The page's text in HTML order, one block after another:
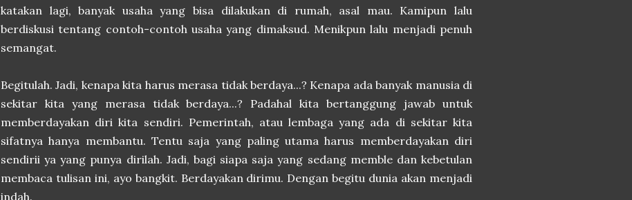
katakan lagi, banyak usaha yang bisa dilakukan di rumah, asal mau. Kamipun lalu
berdiskusi tentang contoh-contoh usaha yang dimaksud. Menikpun lalu menjadi penuh
semangat.
Begitulah. Jadi, kenapa kita harus merasa tidak berdaya...? Kenapa ada banyak manusia di
sekitar kita yang merasa tidak berdaya...? Padahal kita bertanggung jawab untuk
memberdayakan diri kita sendiri. Pemerintah, atau lembaga yang ada di sekitar kita
sifatnya hanya membantu. Tentu saja yang paling utama harus memberdayakan diri
sendirii ya yang punya dirilah. Jadi, bagi siapa saja yang sedang memble dan kebetulan
membaca tulisan ini, ayo bangkit. Berdayakan dirimu. Dengan begitu dunia akan menjadi
indah.